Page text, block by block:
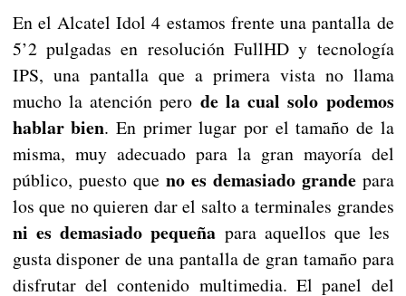
En el Alcatel Idol 4 estamos frente una pantalla de
5’2 pulgadas en resolución FullHD y tecnología
IPS, una pantalla que a primera vista no llama
mucho la atención pero de la cual solo podemos
hablar bien. En primer lugar por el tamaño de la
misma, muy adecuado para la gran mayoría del
público, puesto que no es demasiado grandepara
los que no quieren dar el salto a terminales grandes
ni es demasiado pequeña para aquellos que les
gusta disponer de una pantalla de gran tamaño para
disfrutar del contenido multimedia. El panel del